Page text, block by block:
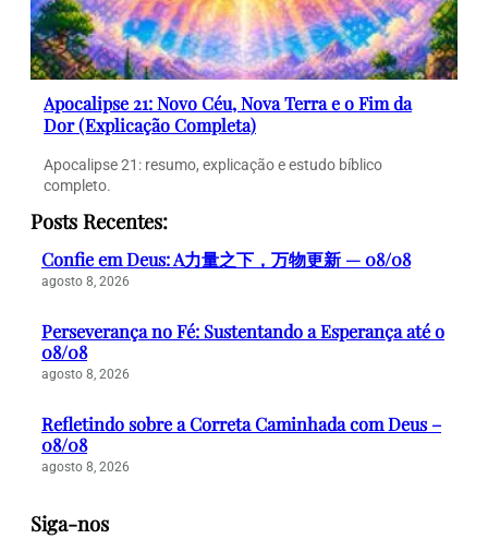
Apocalipse 21: Novo Céu, Nova Terra e o Fim da
Dor (Explicação Completa)
Apocalipse 21: resumo, explicação e estudo bíblico
completo.
Posts Recentes:
Confie em Deus: A力量之下，万物更新 — 08/08
agosto 8, 2026
Perseverança no Fé: Sustentando a Esperança até o
08/08
agosto 8, 2026
Refletindo sobre a Correta Caminhada com Deus –
08/08
agosto 8, 2026
Siga-nos